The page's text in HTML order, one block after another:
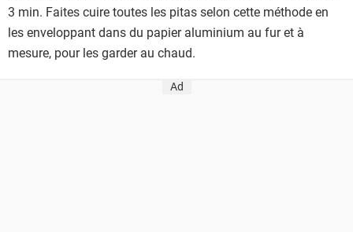
3 min. Faites cuire toutes les pitas selon cette méthode en
les enveloppant dans du papier aluminium au fur et à
mesure, pour les garder au chaud.
Ad